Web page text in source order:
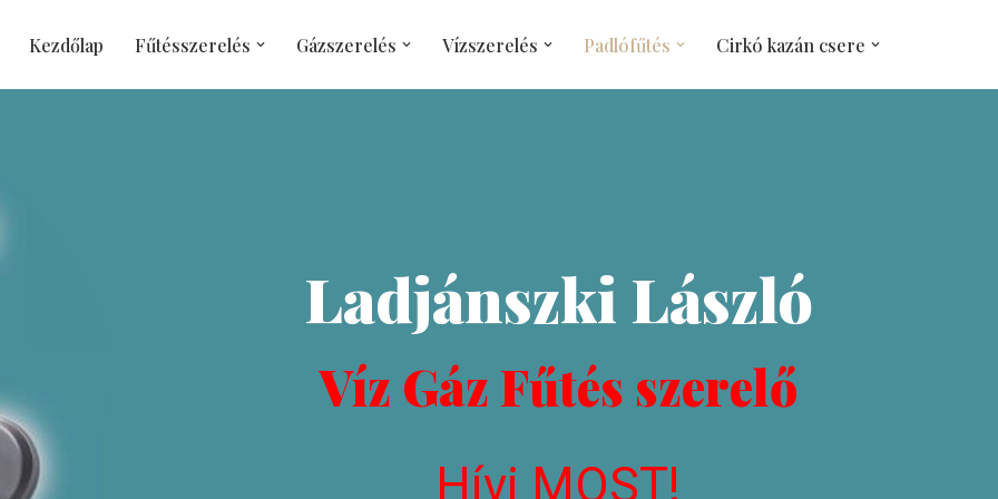
Kezdőlap Fűtésszerelés Gázszerelés Vízszerelés Padlófűtés Cirkó kazán csere
Ladjánszki László
Víz Gáz Fűtés szerelő
Hívj MOST!